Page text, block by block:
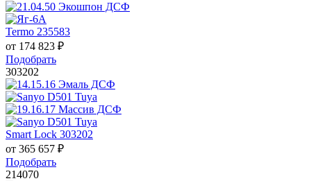
Termo 235583
от 174 823 ₽
Подобрать
303202
Smart Lock 303202
от 365 657 ₽
Подобрать
214070